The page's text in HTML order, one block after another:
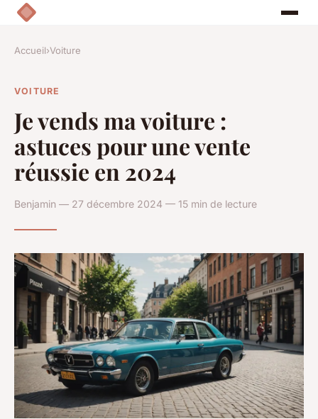
Accueil›Voiture
VOITURE
Je vends ma voiture :
astuces pour une vente
réussie en 2024
Benjamin — 27 décembre 2024 — 15 min de lecture